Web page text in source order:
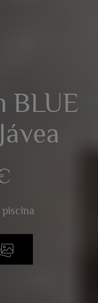
BLUE
piscina